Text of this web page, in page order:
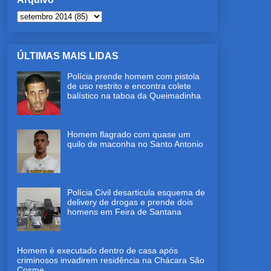
ÚLTIMAS MAIS LIDAS
Polícia prende homem com pistola
de uso restrito e encontra colete
balístico na taboa da Queimadinha
Homem flagrado com quase um
quilo de maconha no Santo Antonio
Polícia Civil desarticula esquema de
delivery de drogas e prende dois
homens em Feira de Santana
Homem é executado dentro de casa após
criminosos invadirem residência na Chácara São